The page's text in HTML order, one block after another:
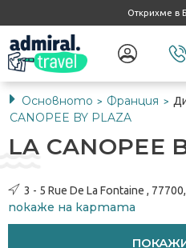
Открихме в
Основното > Франция >
CANOPEE BY PLAZA
LA CANOPEE
3 - 5 Rue De La Fontaine ,
покаже на картата